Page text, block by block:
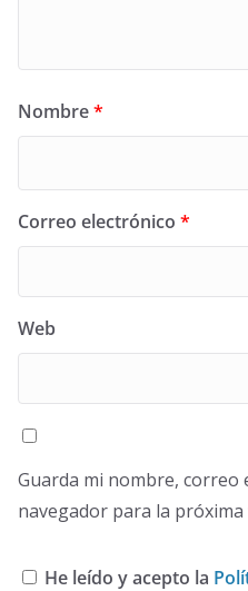
Nombre*
Correo electrónico *
Web
Guarda mi nombre, correo
navegador para la próxima
He leído y acepto la